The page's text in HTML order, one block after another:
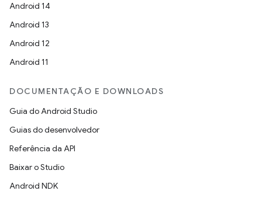
Android 14
Android 13
Android 12
Android 11
DOCUMENTAÇÃO E DOWNLOADS
Guia do Android Studio
Guias do desenvolvedor
Referência da API
Baixar o Studio
Android NDK